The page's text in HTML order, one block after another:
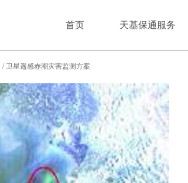
首页 天基保通服务
/ 卫星遥感赤潮灾害监测方案